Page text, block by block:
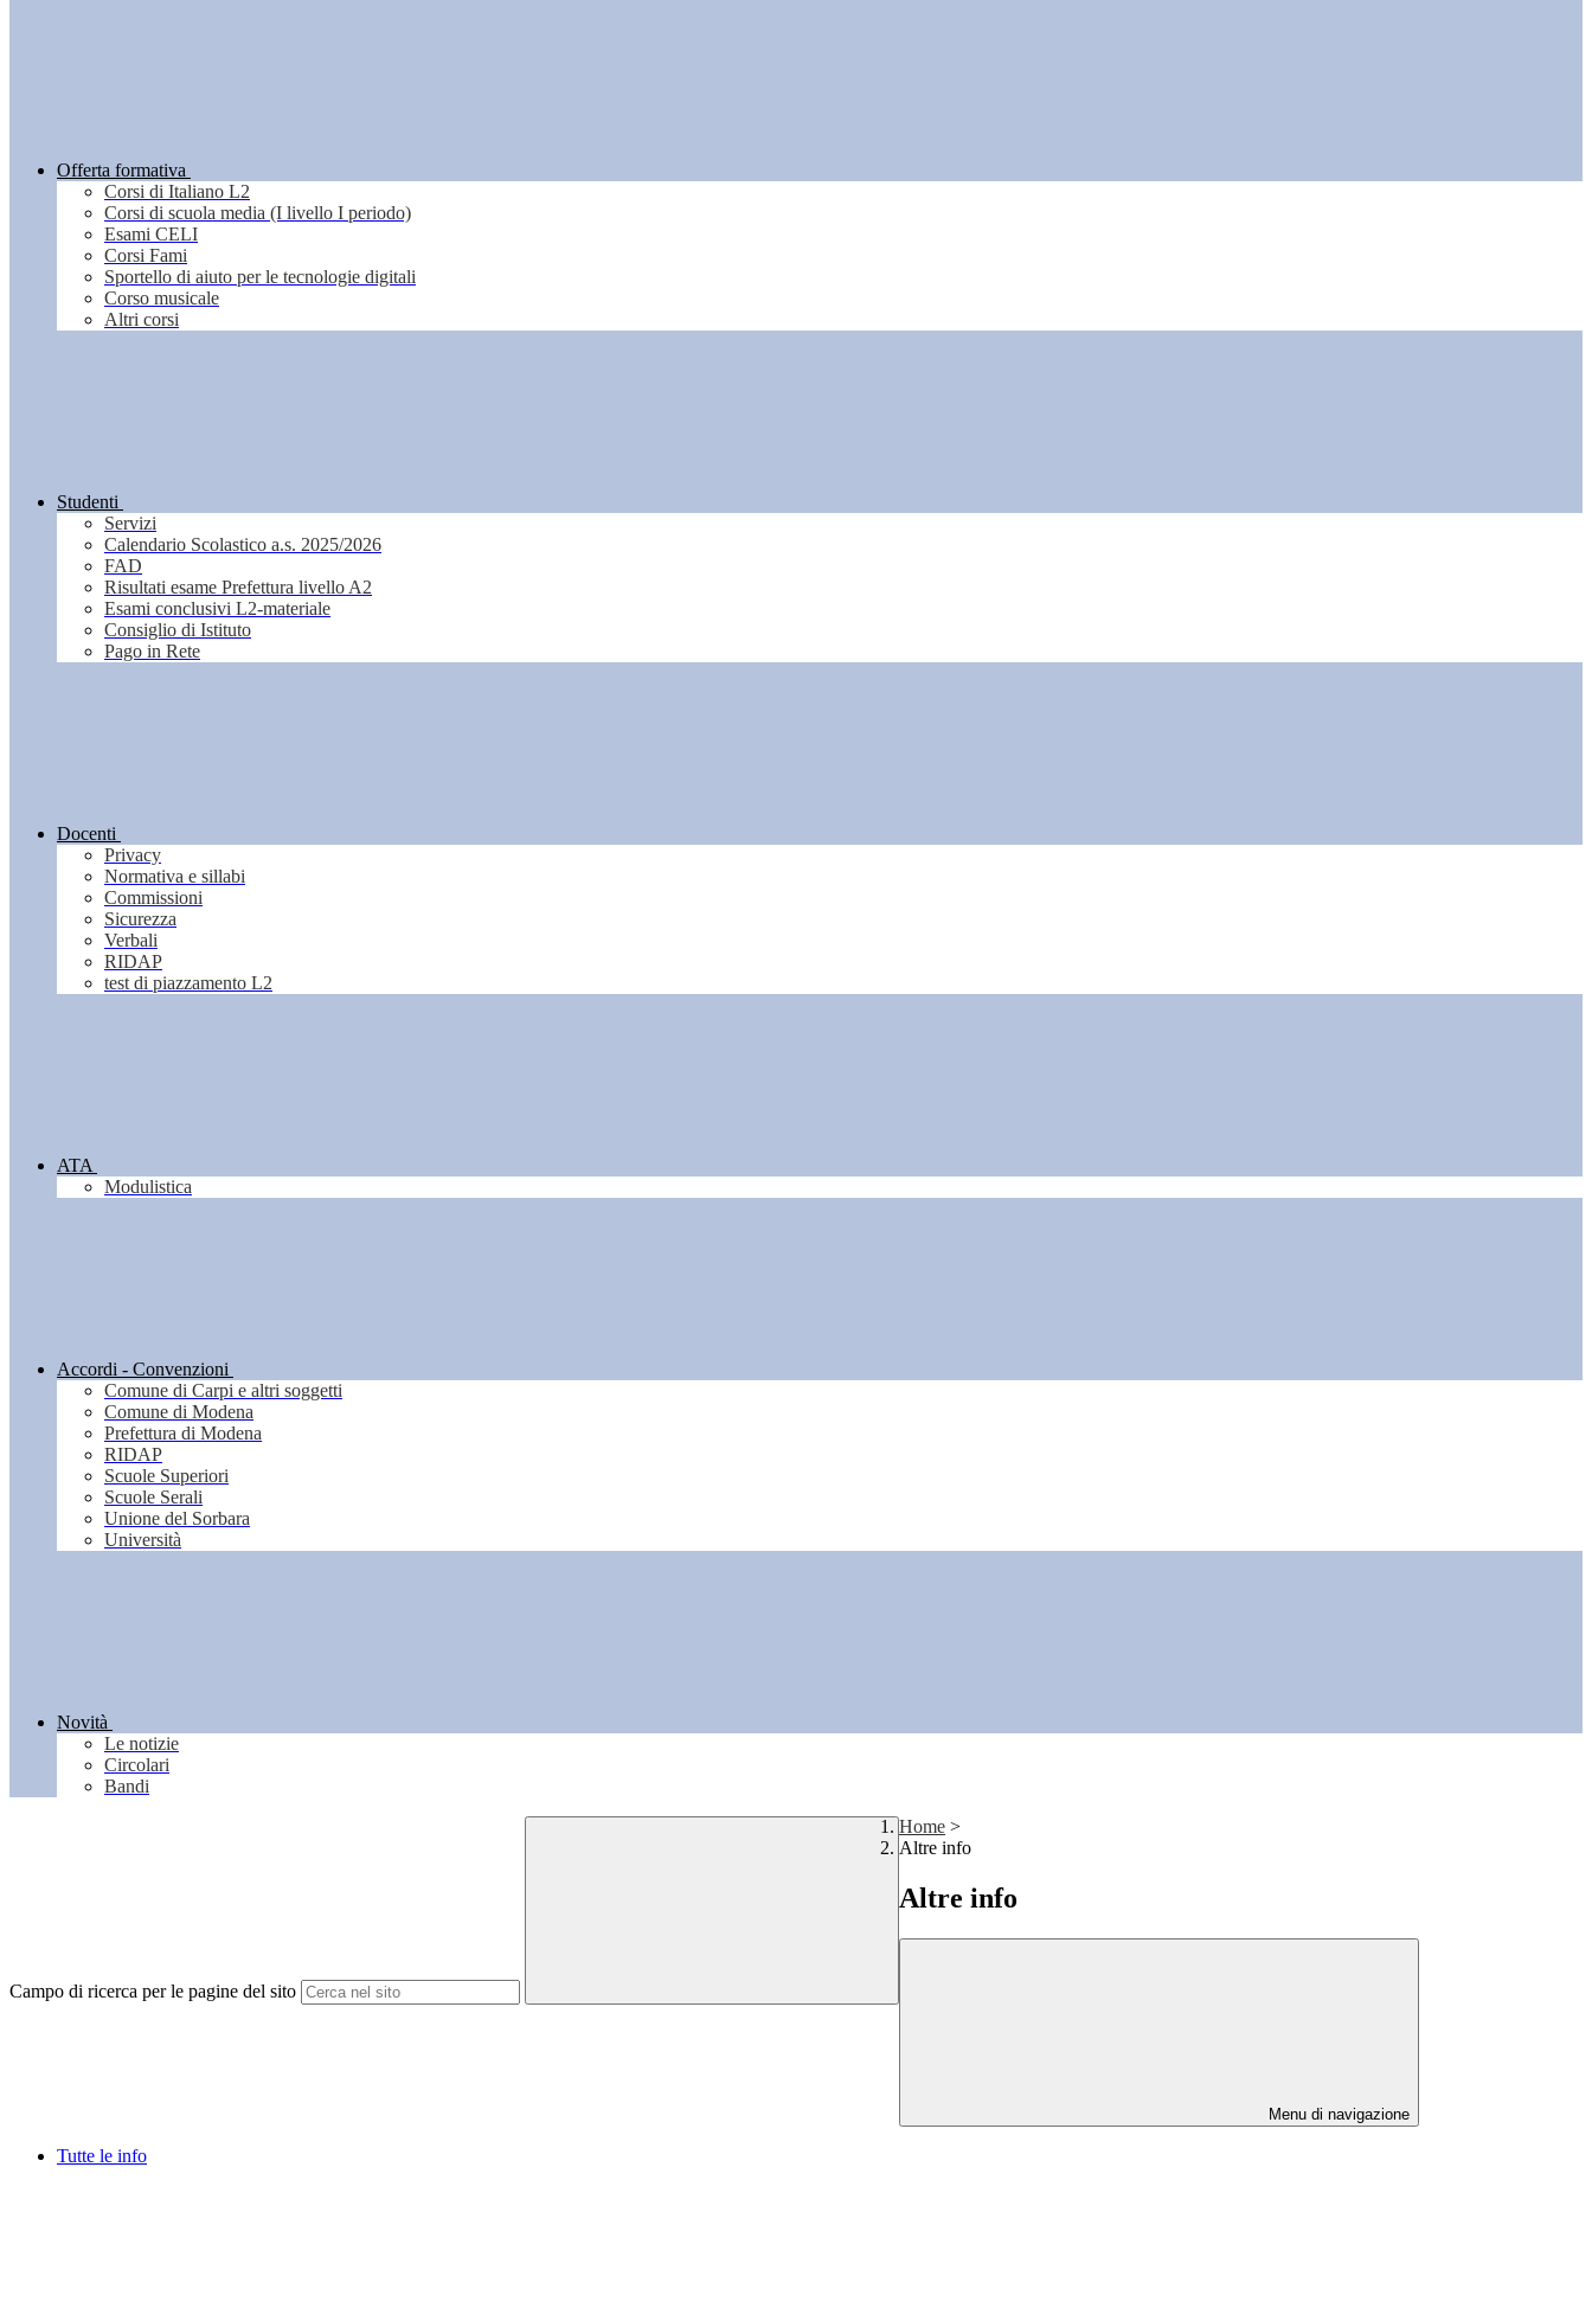
Offerta formativa
Corsi di Italiano L2
Corsi di scuola media (I livello I periodo)
Esami CELI
Corsi Fami
Sportello di aiuto per le tecnologie digitali
Corso musicale
Altri corsi
Studenti
Servizi
Calendario Scolastico a.s. 2025/2026
FAD
Risultati esame Prefettura livello A2
Esami conclusivi L2-materiale
Consiglio di Istituto
Pago in Rete
Docenti
Privacy
Normativa e sillabi
Commissioni
Sicurezza
Verbali
RIDAP
test di piazzamento L2
ATA
Modulistica
Accordi - Convenzioni
Comune di Carpi e altri soggetti
Comune di Modena
Prefettura di Modena
RIDAP
Scuole Superiori
Scuole Serali
Unione del Sorbara
Università
Novità
Le notizie
Circolari
Bandi
Campo di ricerca per le pagine del sito
Home >
Altre info
Altre info
Menu di navigazione
Tutte le info